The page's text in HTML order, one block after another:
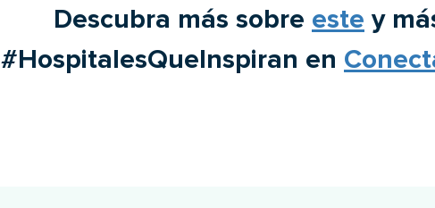
Descubra más sobre este y
#HospitalesQueInspiran en